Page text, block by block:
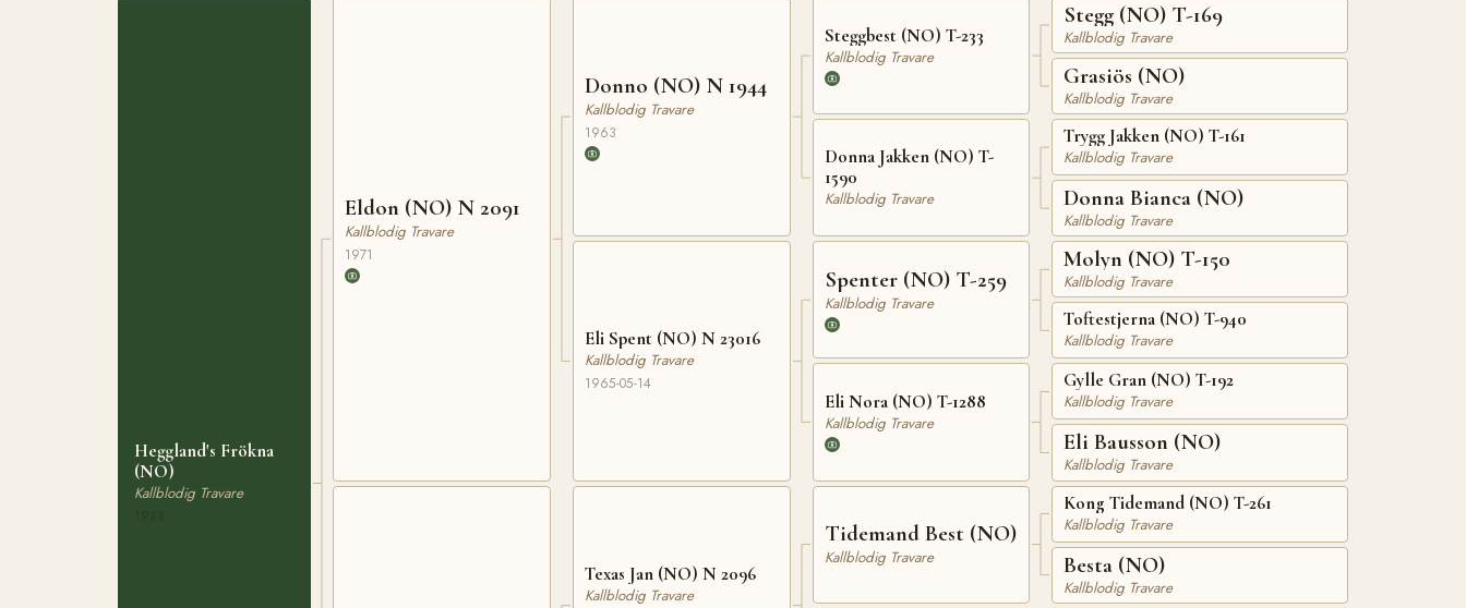
Heggland's Frökna
(NO)
Kallblodig Travare
Eldon (NO) N 2091
Kallblodig Travare
1971
Donno (NO) N 1944
Kallblodig Travare
1963
Eli Spent (NO) N 23016
Kallblodig Travare
1965-05-14
Texas Jan (NO) N 2096
Kallblodig Travare
Steggbest (NO) T-233
Kallblodig Travare
Donna Jakken (NO) T-
1590
Kallblodig Travare
Spenter (NO) T-259
Kallblodig Travare
Eli Nora (NO) T-1288
Kallblodig Travare
Tidemand Best (NO)
Kallblodig Travare
Stegg (NO) T-169
Kallblodig Travare
Grasiös (NO)
Kallblodig Travare
Trygg Jakken (NO) T-161
Kallblodig Travare
Donna Bianca (NO)
Kallblodig Travare
Molyn (NO) T-150
Kallblodig Travare
Toftestjerna (NO) T-940
Kallblodig Travare
Gylle Gran (NO) T-192
Kallblodig Travare
Eli Bausson (NO)
Kallblodig Travare
Kong Tidemand (NO) T-261
Kallblodig Travare
Besta (NO)
Kallblodig Travare